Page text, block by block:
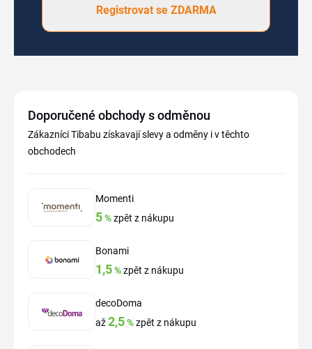
Registrovat se ZDARMA
Doporučené obchody s odměnou
Zákazníci Tibabu získavají slevy a odměny i v těchto
obchodech
Momenti
5%zpět z nákupu
Bonami
1,5%zpět z nákupu
decoDoma
až2,5%zpět z nákupu